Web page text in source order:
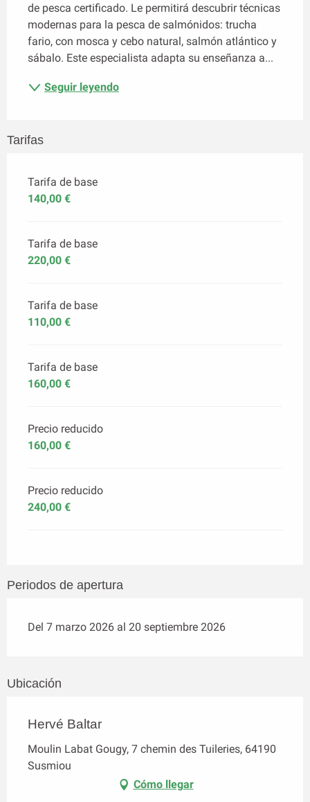
de pesca certificado. Le permitirá descubrir técnicas
modernas para la pesca de salmónidos: trucha
fario, con mosca y cebo natural, salmón atlántico y
sábalo. Este especialista adapta su enseñanza a...
Seguir leyendo
Tarifas
Tarifa de base
140,00 €
Tarifa de base
220,00 €
Tarifa de base
110,00 €
Tarifa de base
160,00 €
Precio reducido
160,00 €
Precio reducido
240,00 €
Periodos de apertura
Del 7 marzo 2026 al 20 septiembre 2026
Ubicación
Hervé Baltar
Moulin Labat Gougy, 7 chemin des Tuileries, 64190
Susmiou
Cómo llegar